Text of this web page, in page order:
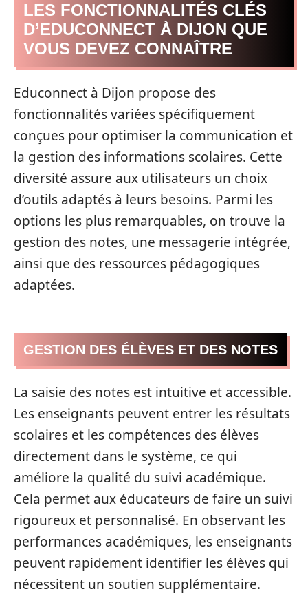
LES FONCTIONNALITÉS CLÉS
D’EDUCONNECT À DIJON QUE
VOUS DEVEZ CONNAÎTRE
Educonnect à Dijon propose des
fonctionnalités variées spécifiquement
conçues pour optimiser la communication et
la gestion des informations scolaires. Cette
diversité assure aux utilisateurs un choix
d’outils adaptés à leurs besoins. Parmi les
options les plus remarquables, on trouve la
gestion des notes, une messagerie intégrée,
ainsi que des ressources pédagogiques
adaptées.
GESTION DES ÉLÈVES ET DES NOTES
La saisie des notes est intuitive et accessible.
Les enseignants peuvent entrer les résultats
scolaires et les compétences des élèves
directement dans le système, ce qui
améliore la qualité du suivi académique.
Cela permet aux éducateurs de faire un suivi
rigoureux et personnalisé. En observant les
performances académiques, les enseignants
peuvent rapidement identifier les élèves qui
nécessitent un soutien supplémentaire.